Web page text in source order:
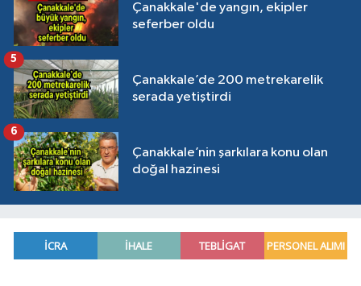
Çanakkale'de yangın, ekipler
seferber oldu
Çanakkale’de 200 metrekarelik
serada yetiştirdi
5
Çanakkale’nin şarkılara konu olan
doğal hazinesi
6